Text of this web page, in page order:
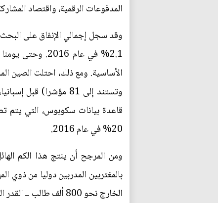
المدفوعات الرقمية، واقتصاد
20% في عام 2016.
بالمغتربين المدربين دوليا من ذوي
الخارج نحو 800 ألف طالب ــ القدر الكافي من المواهب لتحقيق الأثر المرغوب.